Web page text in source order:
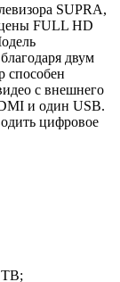
SUPRA,
цены FULL HD
двум
способен
с внешнего
и один USB.
цифровое
ТВ;